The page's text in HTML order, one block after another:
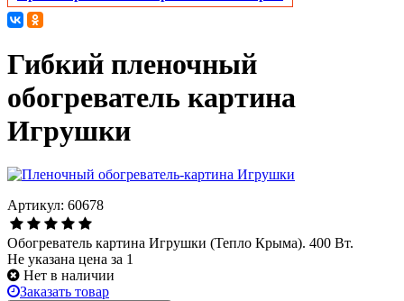
Гибкий пленочный
обогреватель картина
Игрушки
Артикул: 60678
Обогреватель картина Игрушки (Тепло Крыма). 400 Вт.
Не указана цена за 1
Нет в наличии
Заказать товар